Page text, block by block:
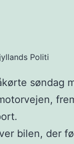
Politi
søndag
bilen, der